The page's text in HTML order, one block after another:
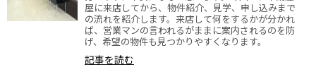
屋に来店してから、物件紹介、見学、申し込みまで
の流れを紹介します。来店して何をするかが分かれ
ば、営業マンの言われるがままに案内されるのを防
げ、希望の物件も見つかりやすくなります。
記事を読む